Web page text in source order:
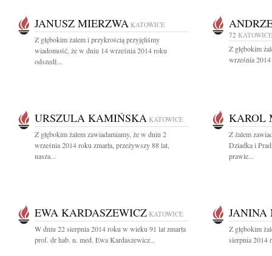
JANUSZ MIERZWA KATOWICE
Z głębokim żalem i przykrością przyjęliśmy
wiadomość, że w dniu 14 września 2014 roku
odszedł...
72 KATOWICE
Z głębokim
września
URSZULA KAMIŃSKA KATOWICE
Z głębokim żalem zawiadamiamy, że w dniu 2
września 2014 roku zmarła, przeżywszy 88 lat,
nasza...
KAROL
Z żalem
Dziadka i
prawie...
EWA KARDASZEWICZ KATOWICE
W dniu 22 sierpnia 2014 roku w wieku 91 lat zmarła
prof. dr hab. n. med. Ewa Kardaszewicz...
Z głębokim
sierpnia 2014